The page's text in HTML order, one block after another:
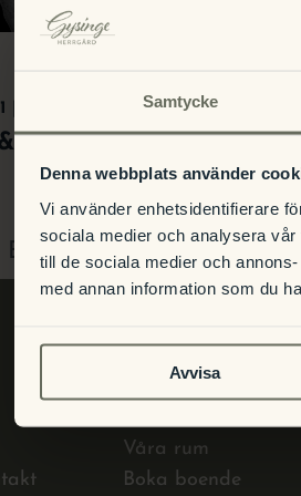
Samtycke
Denna webbplats använder
Vi använder enhetsidentifierare
sociala medier och analysera
till de sociala medier och
med annan information som du
Avvisa
Quick
| 19:00 2023-09-02 | 01:00
Evenemang
BOENDE
Våra rum
Boka boende